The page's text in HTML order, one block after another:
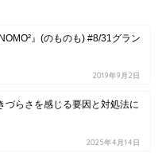
』(のものも) #8/31グラン
2019年9月2日
づらさを感じる要因と対処法に
2025年4月14日